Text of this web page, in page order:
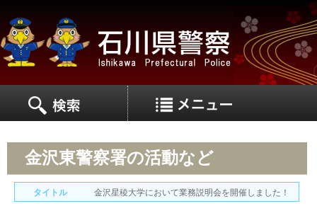
金沢東警察署の活動など
タイトル 金沢星稜大学において業務説明会を開催しました！